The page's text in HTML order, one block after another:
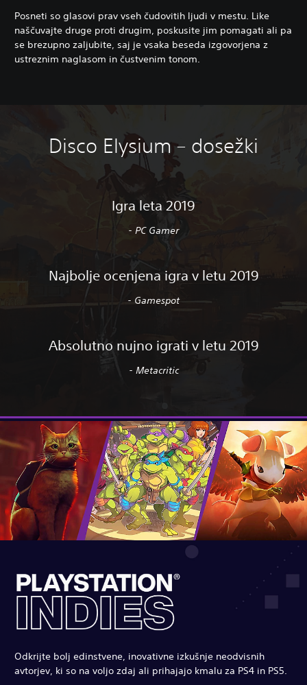
Posneti so glasovi prav vseh čudovitih ljudi v mestu. Like
naščuvajte druge proti drugim, poskusite jim pomagati ali pa
se brezupno zaljubite, saj je vsaka beseda izgovorjena z
ustreznim naglasom in čustvenim tonom.
Disco Elysium – dosežki
Igra leta 2019
- PC Gamer
Najbolje ocenjena igra v letu 2019
- Gamespot
Absolutno nujno igrati v letu 2019
- Metacritic
Odkrijte bolj edinstvene, inovativne izkušnje neodvisnih
avtorjev, ki so na voljo zdaj ali prihajajo kmalu za PS4 in PS5.